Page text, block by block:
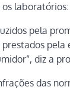
pela
diz a
das